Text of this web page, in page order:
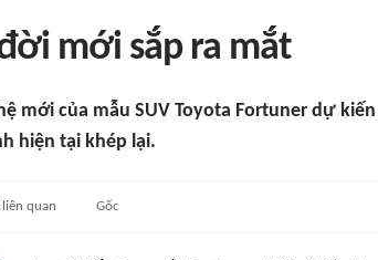
mới sắp ra mắt
mới của mẫu SUV Toyota Fortuner dự
hiện tại khép lại.
liên quan Gốc